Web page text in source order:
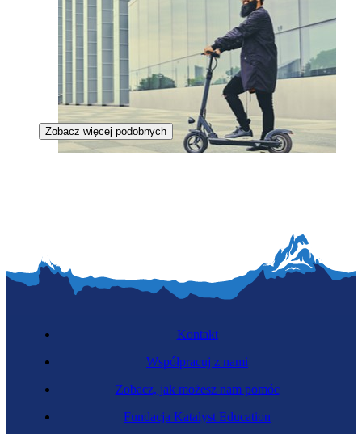
Zawód przyszłości
Zobacz więcej podobnych
Kontakt
Współpracuj z nami
Zobacz, jak możesz nam pomóc
Fundacja Katalyst Education